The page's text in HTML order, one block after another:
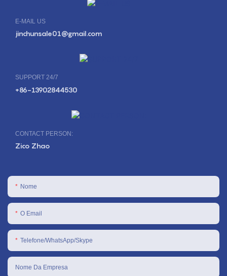
E-MAIL US
jinchunsale01@gmail.com
SUPPORT 24/7
+86-13902844530
CONTACT PERSON:
Zico Zhao
Nome
O Email
Telefone/WhatsApp/Skype
Nome Da Empresa